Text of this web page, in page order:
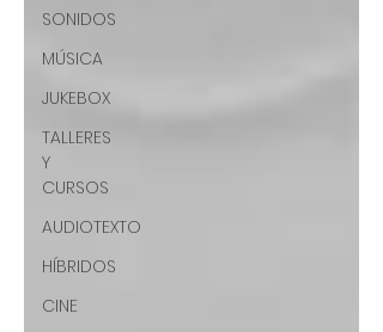
SONIDOS
MÚSICA
JUKEBOX
TALLERES
Y
CURSOS
AUDIOTEXTO
HÍBRIDOS
CINE